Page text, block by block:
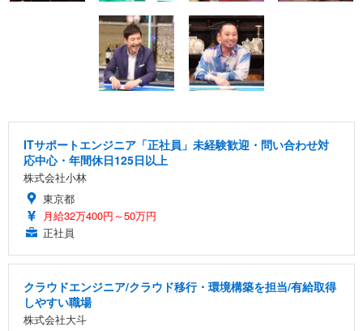
ITサポートエンジニア「正社員」未経験歓迎・問い合わせ対
応中心・年間休日125日以上
株式会社小林
東京都
月給32万400円～50万円
正社員
クラウドエンジニア/クラウド移行・環境構築を担当/有給取得
しやすい職場
株式会社大斗